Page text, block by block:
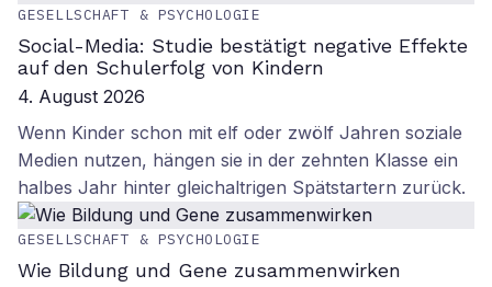
GESELLSCHAFT & PSYCHOLOGIE
Social-Media: Studie bestätigt negative Effekte
auf den Schulerfolg von Kindern
4. August 2026
Wenn Kinder schon mit elf oder zwölf Jahren soziale
Medien nutzen, hängen sie in der zehnten Klasse ein
halbes Jahr hinter gleichaltrigen Spätstartern zurück.
GESELLSCHAFT & PSYCHOLOGIE
Wie Bildung und Gene zusammenwirken